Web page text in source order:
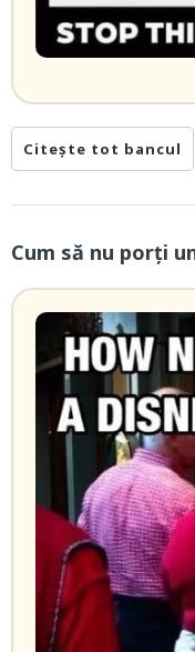
Citește tot bancul
Cum să nu porți